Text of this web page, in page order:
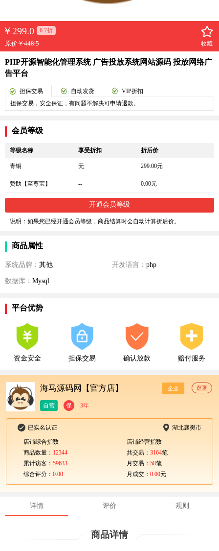
￥ 299.0 6.7折
原价￥448.5 收藏
PHP开源智能化管理系统 广告投放系统网站源码 投放网络广
告平台
担保交易 自动发货
VIP折扣
担保交易，安全保证，有问题不解决可申请退款。
会员等级
等级名称 享受折扣 折后价
青铜 无 299.00元
赞助【至尊宝】 -- 0.00元
开通会员等级
说明：如果您已经开通会员等级，商品结算时会自动计算折后价。
商品属性
系统品牌： 其他 开发语言： php
数据库： Mysql
平台优势
资金安全 担保交易 确认放款 赔付服务
海马源码网【官方店】 企业 逛逛
自营 保 3年
已实名认证 湖北襄樊市
店铺综合指数
商品数量： 12344
累计访客： 59633
综合评分： 0.00
店铺经营指数
共交易： 3164笔
月交易： 58笔
月成交： 0.00元
详情 评价 规则
商品详情